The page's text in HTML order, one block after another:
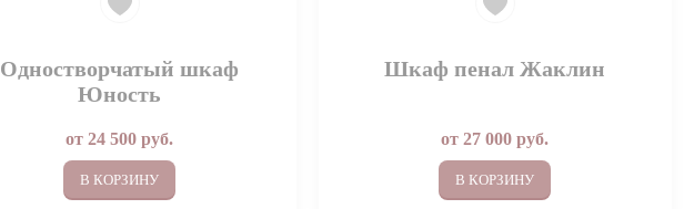
Одностворчатый шкаф
Юность
от24 500 руб.
В КОРЗИНУ
Шкаф пенал Жаклин
от27 000 руб.
В КОРЗИНУ